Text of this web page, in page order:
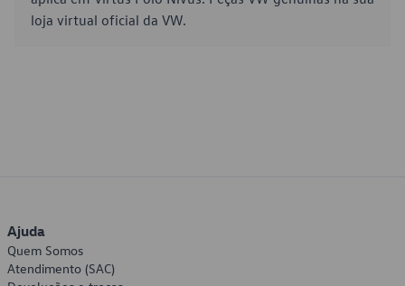
loja virtual oficial da VW.
Ajuda
Quem Somos
Atendimento (SAC)